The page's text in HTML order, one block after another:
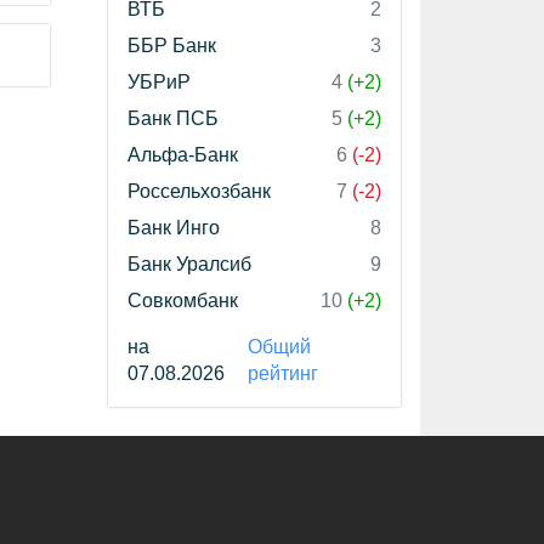
ВТБ
2
ББР Банк
3
УБРиР
4 (+2)
Банк ПСБ
5 (+2)
Альфа-Банк
6 (-2)
Россельхозбанк
7 (-2)
Банк Инго
8
Банк Уралсиб
9
Совкомбанк
10 (+2)
на
07.08.2026
Общий
рейтинг